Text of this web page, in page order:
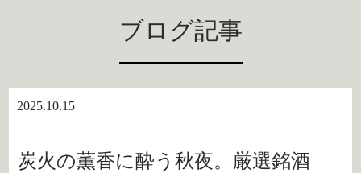
ブログ記事
2025.10.15
炭火の薫香に酔う秋夜。厳選銘酒